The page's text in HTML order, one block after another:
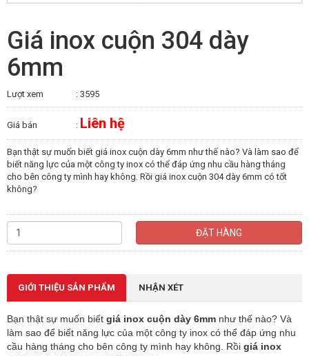
Giá inox cuộn 304 dày
6mm
Lượt xem : 3595
Giá bán : Liên hệ
Bạn thật sự muốn biết giá inox cuộn dày 6mm như thế nào? Và làm sao để
biết năng lực của một công ty inox có thể đáp ứng nhu cầu hàng tháng
cho bên công ty mình hay không. Rồi giá inox cuộn 304 dày 6mm có tốt
không?
ĐẶT HÀNG
GIỚI THIỆU SẢN PHẨM NHẬN XÉT
Bạn thật sự muốn biết giá inox cuộn dày 6mm như thế nào? Và
làm sao để biết năng lực của một công ty inox có thể đáp ứng nhu
cầu hàng tháng cho bên công ty mình hay không. Rồi giá inox